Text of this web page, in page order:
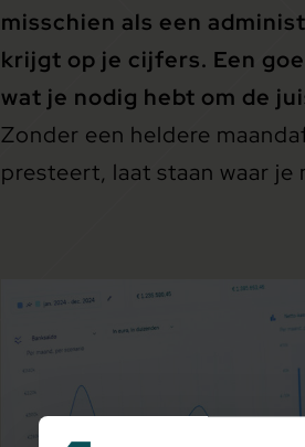
misschien als een
krijgt op je cijfers. Een
wat je nodig hebt om de
Zonder een heldere
presteert, laat staan waar je